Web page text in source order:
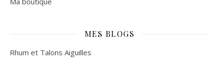
MES BLOGS
Rhum et Talons Aiguilles